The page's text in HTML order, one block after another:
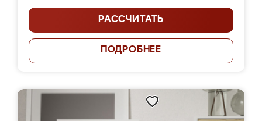
РАССЧИТАТЬ
ПОДРОБНЕЕ